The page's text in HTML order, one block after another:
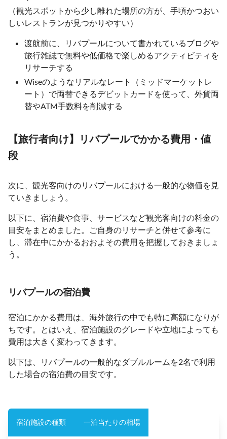
（観光スポットから少し離れた場所の方が、手頃かつおい
しいレストランが見つかりやすい）
渡航前に、リバプールについて書かれているブログや
旅行雑誌で無料や低価格で楽しめるアクティビティを
リサーチする
Wiseのようなリアルなレート（ミッドマーケットレ
ート）で両替できるデビットカードを使って、外貨両
替やATM手数料を削減する
【旅行者向け】リバプールでかかる費用・値
段
次に、観光客向けのリバプールにおける一般的な物価を見
ていきましょう。
以下に、宿泊費や食事、サービスなど観光客向けの料金の
目安をまとめました。ご自身のリサーチと併せて参考に
し、滞在中にかかるおおよその費用を把握しておきましょ
う。
リバプールの宿泊費
宿泊にかかる費用は、海外旅行の中でも特に高額になりが
ちです。とはいえ、宿泊施設のグレードや立地によっても
費用は大きく変わってきます。
以下は、リバプールの一般的なダブルルームを2名で利用
した場合の宿泊費の目安です。
宿泊施設の種類 一泊当たりの相場